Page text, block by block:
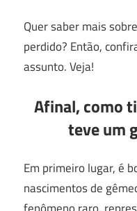
Quer saber mais
perdido? Então,
assunto. Veja!
Afinal, como
teve um
Em primeiro lugar, é
nascimentos de